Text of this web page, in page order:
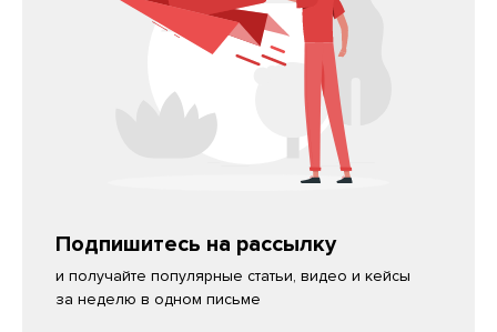
Подпишитесь на рассылку
и получайте популярные статьи, видео и кейсы
за неделю в одном письме